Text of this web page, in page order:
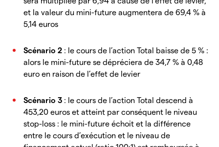
et la valeur du mini-future augmentera de 69,4 % à
5,14 euros
Scénario 2 : le cours de l’action Total baisse de 5 % :
alors le mini-future se dépréciera de 34,7 % à 0,48
euro en raison de l’effet de levier
Scénario 3 : le cours de l’action Total descend à
453,20 euros et atteint par conséquent le niveau
stop-loss : le mini-future échoit et la différence
entre le cours d’exécution et le niveau de